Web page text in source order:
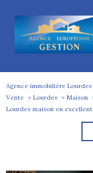
Agence immobilière
Vente
Lourdes Maison
Lourdes maison en